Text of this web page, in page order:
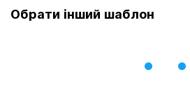
Обрати інший шаблон